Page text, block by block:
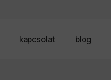
kapcsolat blog